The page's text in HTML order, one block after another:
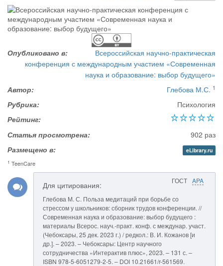
Опубликовано в:
Всероссийская научно-практическая
конференция с международным участием «Современная
наука и образование: выбор будущего»
Автор:
Глебова М.С. 1
Рубрика:
Психология
Рейтинг:
Статья просмотрена:
902 раз
Размещено в:
eLibrary.ru
1 TeenCare
ГОСТ APA
Для цитирования:
Глебова М. С. Польза медитаций при борьбе со
стрессом у школьников: сборник трудов конференции. //
Современная наука и образование: выбор будущего :
материалы Всерос. науч.-практ. конф. с междунар. участ.
(Чебоксары, 25 дек. 2023 г.) / редкол.: В. И. Кожанов [и
др.]. – 2023. – Чебоксары: Центр научного
сотрудничества «Интерактив плюс», 2023. – 131 с. –
ISBN 978-5-6051279-2-5. – DOI 10.21661/r-561569.